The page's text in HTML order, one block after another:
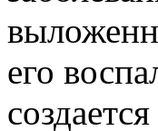
его